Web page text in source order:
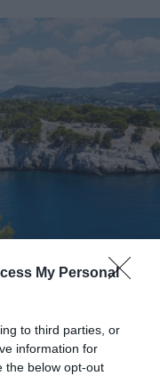
My Personal
to third parties, or
information for
the below opt-out
appel à un skipper
votre croisière. Il